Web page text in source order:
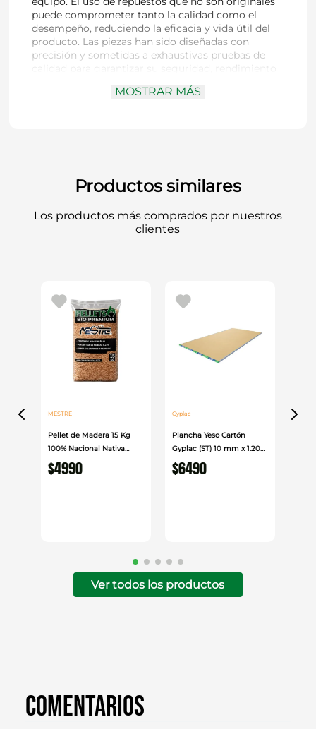
puede comprometer tanto la calidad como el
desempeño, reduciendo la eficacia y vida útil del
producto. Las piezas han sido diseñadas con
precisión y sometidas a exhaustivas pruebas de
calidad para garantizar su seguridad, rendimiento
clientes la tranquilidad de contar con un producto
MOSTRAR MÁS
Productos similares
Los productos más comprados por nuestros
clientes
MESTRE
Pellet de Madera 15 Kg
100% Nacional Nativa
Mestre
$4990
Gyplac
Plancha Yeso Cartón
Gyplac (ST) 10 mm x 1.20
cm x 2.40cm
$6490
Ver todos los productos
Comentarios